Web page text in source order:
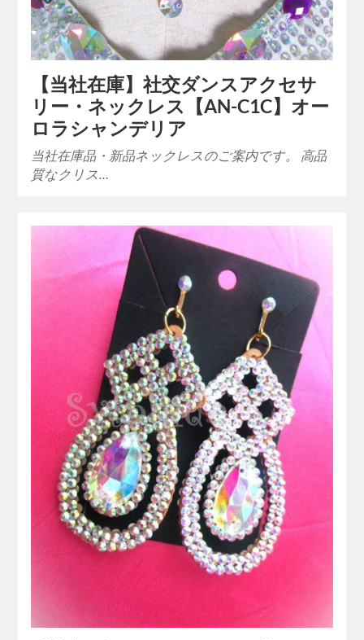
【当社在庫】社交ダンスアクセサ
リー・ネックレス【AN-C1C】オー
ロラシャンデリア
当社在庫品・新品ネックレスのご案内です。 高品
質なクリス…